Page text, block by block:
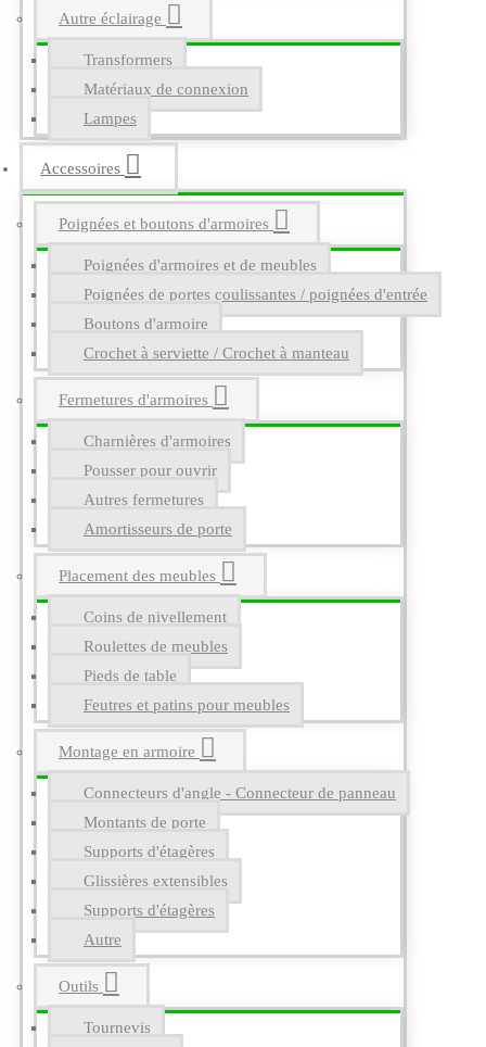
Autre éclairage
Transformers
Matériaux de connexion
Lampes
Accessoires
Poignées et boutons d'armoires
Poignées d'armoires et de meubles
Poignées de portes coulissantes / poignées d'entrée
Boutons d'armoire
Crochet à serviette / Crochet à manteau
Fermetures d'armoires
Charnières d'armoires
Pousser pour ouvrir
Autres fermetures
Amortisseurs de porte
Placement des meubles
Coins de nivellement
Roulettes de meubles
Pieds de table
Feutres et patins pour meubles
Montage en armoire
Connecteurs d'angle - Connecteur de panneau
Montants de porte
Supports d'étagères
Glissières extensibles
Supports d'étagères
Autre
Outils
Tournevis